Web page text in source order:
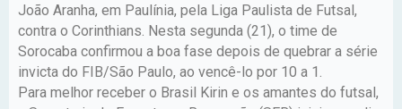
João Aranha, em Paulínia, pela Liga Paulista de Futsal,
contra o Corinthians. Nesta segunda (21), o time de
Sorocaba confirmou a boa fase depois de quebrar a série
invicta do FIB/São Paulo, ao vencê-lo por 10 a 1.
Para melhor receber o Brasil Kirin e os amantes do futsal,